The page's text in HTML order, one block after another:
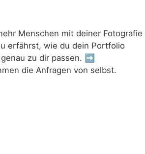
Menschen mit deiner Fotografie
erfährst, wie du dein Portfolio
zu dir passen. ➡️
die Anfragen von selbst.